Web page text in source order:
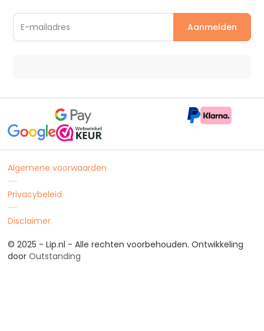
Algemene voorwaarden
Privacybeleid
Disclaimer
© 2025 - Lip.nl - Alle rechten voorbehouden. Ontwikkeling
door Outstanding